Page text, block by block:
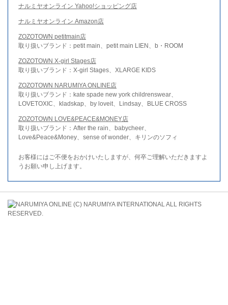
ナルミヤオンライン Yahoo!ショッピング店
ナルミヤオンライン Amazon店
ZOZOTOWN petitmain店
取り扱いブランド：petit main、petit main LIEN、b・ROOM
ZOZOTOWN X-girl Stages店
取り扱いブランド：X-girl Stages、XLARGE KIDS
ZOZOTOWN NARUMIYA ONLINE店
取り扱いブランド：kate spade new york childrenswear、
LOVETOXIC、kladskap、by loveit、Lindsay、BLUE CROSS
ZOZOTOWN LOVE&PEACE&MONEY店
取り扱いブランド：After the rain、babycheer、
Love&Peace&Money、sense of wonder、キリンのソフィ
お客様にはご不便をおかけいたしますが、何卒ご理解いただきますよ
うお願い申し上げます。